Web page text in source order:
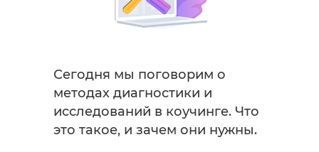
Сегодня мы поговорим о
методах диагностики и
исследований в коучинге. Что
это такое, и зачем они нужны.